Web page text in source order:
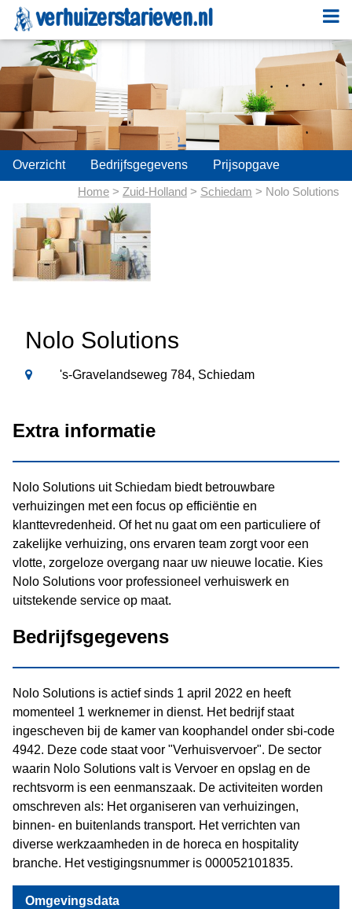
Overzicht Bedrijfsgegevens Prijsopgave
Home > Zuid-Holland > Schiedam > Nolo Solutions
Nolo Solutions
's-Gravelandseweg 784, Schiedam
Extra informatie
Nolo Solutions uit Schiedam biedt betrouwbare
verhuizingen met een focus op efficiëntie en
klanttevredenheid. Of het nu gaat om een particuliere of
zakelijke verhuizing, ons ervaren team zorgt voor een
vlotte, zorgeloze overgang naar uw nieuwe locatie. Kies
Nolo Solutions voor professioneel verhuiswerk en
uitstekende service op maat.
Bedrijfsgegevens
Nolo Solutions is actief sinds 1 april 2022 en heeft
momenteel 1 werknemer in dienst. Het bedrijf staat
ingescheven bij de kamer van koophandel onder sbi-code
4942. Deze code staat voor "Verhuisvervoer". De sector
waarin Nolo Solutions valt is Vervoer en opslag en de
rechtsvorm is een eenmanszaak. De activiteiten worden
omschreven als: Het organiseren van verhuizingen,
binnen- en buitenlands transport. Het verrichten van
diverse werkzaamheden in de horeca en hospitality
branche. Het vestigingsnummer is 000052101835.
Omgevingsdata